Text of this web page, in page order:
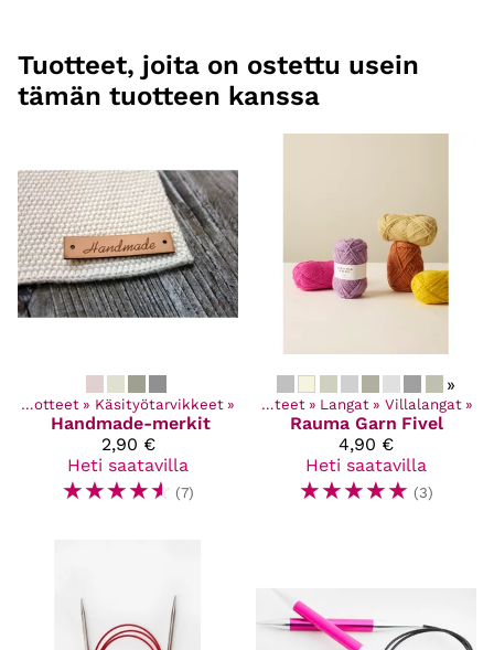
Tuotteet, joita on ostettu usein
tämän tuotteen kanssa
Kaikki tuotteet ‪» Käsityötarvikkeet ‪»
Handmade-merkit
2,90 €
Heti saatavilla
☆☆☆☆☆ (7)
»
Kaikki tuotteet ‪» Langat ‪» Villalangat ‪»
Rauma Garn Fivel
4,90 €
Heti saatavilla
☆☆☆☆☆ (3)